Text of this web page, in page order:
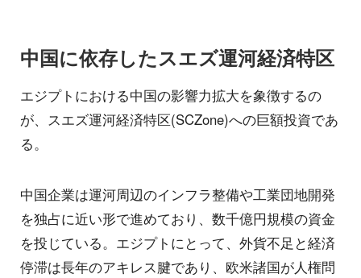
中国に依存したスエズ運河経済特区
エジプトにおける中国の影響力拡大を象徴するの
が、スエズ運河経済特区(SCZone)への巨額投資であ
る。
中国企業は運河周辺のインフラ整備や工業団地開発
を独占に近い形で進めており、数千億円規模の資金
を投じている。エジプトにとって、外貨不足と経済
停滞は長年のアキレス腱であり、欧米諸国が人権問